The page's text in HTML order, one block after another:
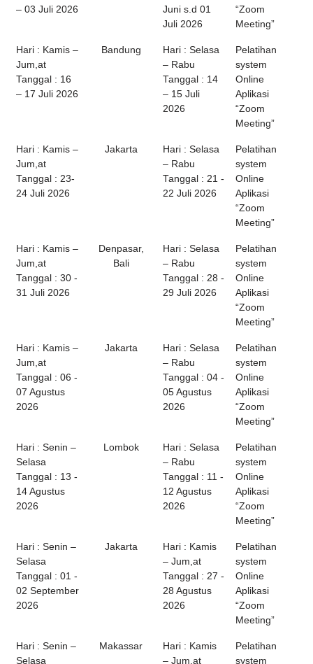
– 03 Juli 2026
Juni s.d 01
Juli 2026
“Zoom
Meeting”
Hari : Kamis –
Jum,at
Tanggal : 16
– 17 Juli 2026
Bandung
Hari : Selasa
– Rabu
Tanggal : 14
– 15 Juli
2026
Pelatihan
system
Online
Aplikasi
“Zoom
Meeting”
Hari : Kamis –
Jum,at
Tanggal : 23-
24 Juli 2026
Jakarta
Hari : Selasa
– Rabu
Tanggal : 21 -
22 Juli 2026
Pelatihan
system
Online
Aplikasi
“Zoom
Meeting”
Hari : Kamis –
Jum,at
Tanggal : 30 -
31 Juli 2026
Denpasar,
Bali
Hari : Selasa
– Rabu
Tanggal : 28 -
29 Juli 2026
Pelatihan
system
Online
Aplikasi
“Zoom
Meeting”
Hari : Kamis –
Jum,at
Tanggal : 06 -
07 Agustus
2026
Jakarta
Hari : Selasa
– Rabu
Tanggal : 04 -
05 Agustus
2026
Pelatihan
system
Online
Aplikasi
“Zoom
Meeting”
Hari : Senin –
Selasa
Tanggal : 13 -
14 Agustus
2026
Lombok
Hari : Selasa
– Rabu
Tanggal : 11 -
12 Agustus
2026
Pelatihan
system
Online
Aplikasi
“Zoom
Meeting”
Hari : Senin –
Selasa
Tanggal : 01 -
02 September
2026
Jakarta
Hari : Kamis
– Jum,at
Tanggal : 27 -
28 Agustus
2026
Pelatihan
system
Online
Aplikasi
“Zoom
Meeting”
Hari : Senin –
Selasa
Makassar
Hari : Kamis
– Jum,at
Pelatihan
system